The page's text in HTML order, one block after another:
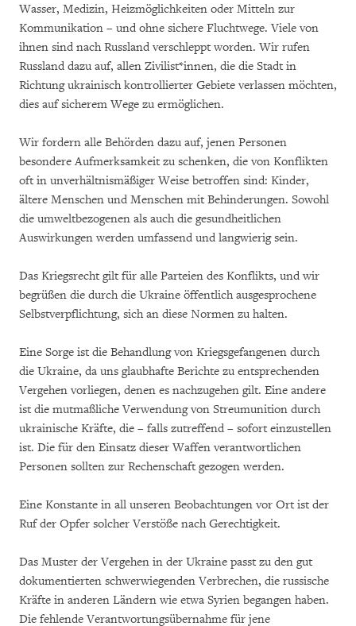
Wasser, Medizin, Heizmöglichkeiten oder Mitteln zur
Kommunikation – und ohne sichere Fluchtwege. Viele von
ihnen sind nach Russland verschleppt worden. Wir rufen
Russland dazu auf, allen Zivilist*innen, die die Stadt in
Richtung ukrainisch kontrollierter Gebiete verlassen möchten,
dies auf sicherem Wege zu ermöglichen.
Wir fordern alle Behörden dazu auf, jenen Personen
besondere Aufmerksamkeit zu schenken, die von Konflikten
oft in unverhältnismäßiger Weise betroffen sind: Kinder,
ältere Menschen und Menschen mit Behinderungen. Sowohl
die umweltbezogenen als auch die gesundheitlichen
Auswirkungen werden umfassend und langwierig sein.
Das Kriegsrecht gilt für alle Parteien des Konflikts, und wir
begrüßen die durch die Ukraine öffentlich ausgesprochene
Selbstverpflichtung, sich an diese Normen zu halten.
Eine Sorge ist die Behandlung von Kriegsgefangenen durch
die Ukraine, da uns glaubhafte Berichte zu entsprechenden
Vergehen vorliegen, denen es nachzugehen gilt. Eine andere
ist die mutmaßliche Verwendung von Streumunition durch
ukrainische Kräfte, die – falls zutreffend – sofort einzustellen
ist. Die für den Einsatz dieser Waffen verantwortlichen
Personen sollten zur Rechenschaft gezogen werden.
Eine Konstante in all unseren Beobachtungen vor Ort ist der
Ruf der Opfer solcher Verstöße nach Gerechtigkeit.
Das Muster der Vergehen in der Ukraine passt zu den gut
dokumentierten schwerwiegenden Verbrechen, die russische
Kräfte in anderen Ländern wie etwa Syrien begangen haben.
Die fehlende Verantwortungsübernahme für jene